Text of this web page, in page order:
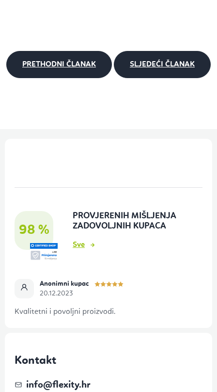
PRETHODNI ČLANAK SLJEDEĆI ČLANAK
98 %
PROVJERENIH MIŠLJENJA
ZADOVOLJNIH KUPACA
Sve
Anonimni kupac
20.12.2023
Kvalitetni i povoljni proizvodi.
Kontakt
info@flexity.hr